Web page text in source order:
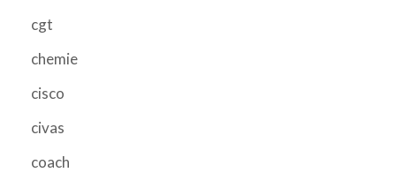
cgt
chemie
cisco
civas
coach